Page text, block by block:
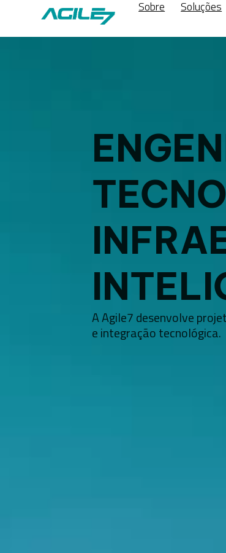
Sobre Soluções
A Agile7desenvolve
e integração tecnológica.